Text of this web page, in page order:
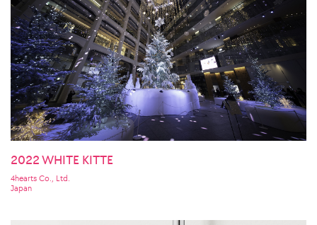
2022 WHITE KITTE
4hearts Co., Ltd.
Japan